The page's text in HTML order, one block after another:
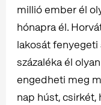
millió ember él
hónapra él.
lakosát fenyegeti
százaléka él
engedheti meg
nap húst,